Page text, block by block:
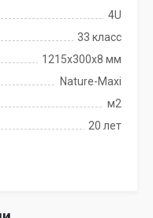
4U
33 класс
1215х300х8 мм
Nature-Maxi
м2
20 лет